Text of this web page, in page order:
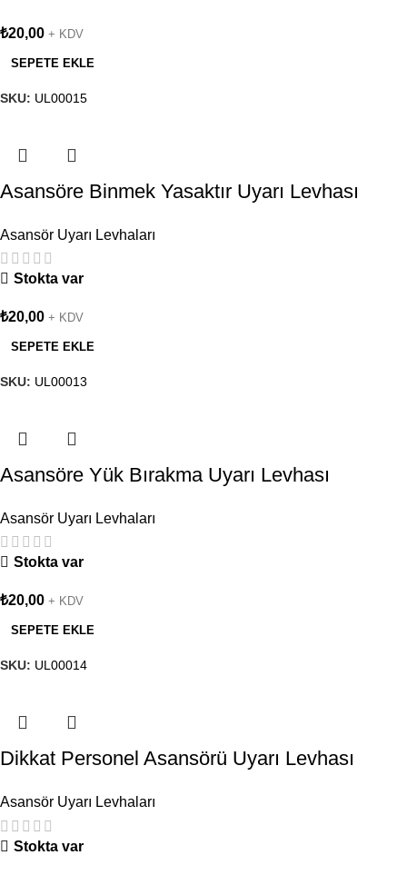
₺20,00 + KDV
SEPETE EKLE
SKU: UL00015
Asansöre Binmek Yasaktır Uyarı Levhası
Asansör Uyarı Levhaları
Stokta var
₺20,00 + KDV
SEPETE EKLE
SKU: UL00013
Asansöre Yük Bırakma Uyarı Levhası
Asansör Uyarı Levhaları
Stokta var
₺20,00 + KDV
SEPETE EKLE
SKU: UL00014
Dikkat Personel Asansörü Uyarı Levhası
Asansör Uyarı Levhaları
Stokta var